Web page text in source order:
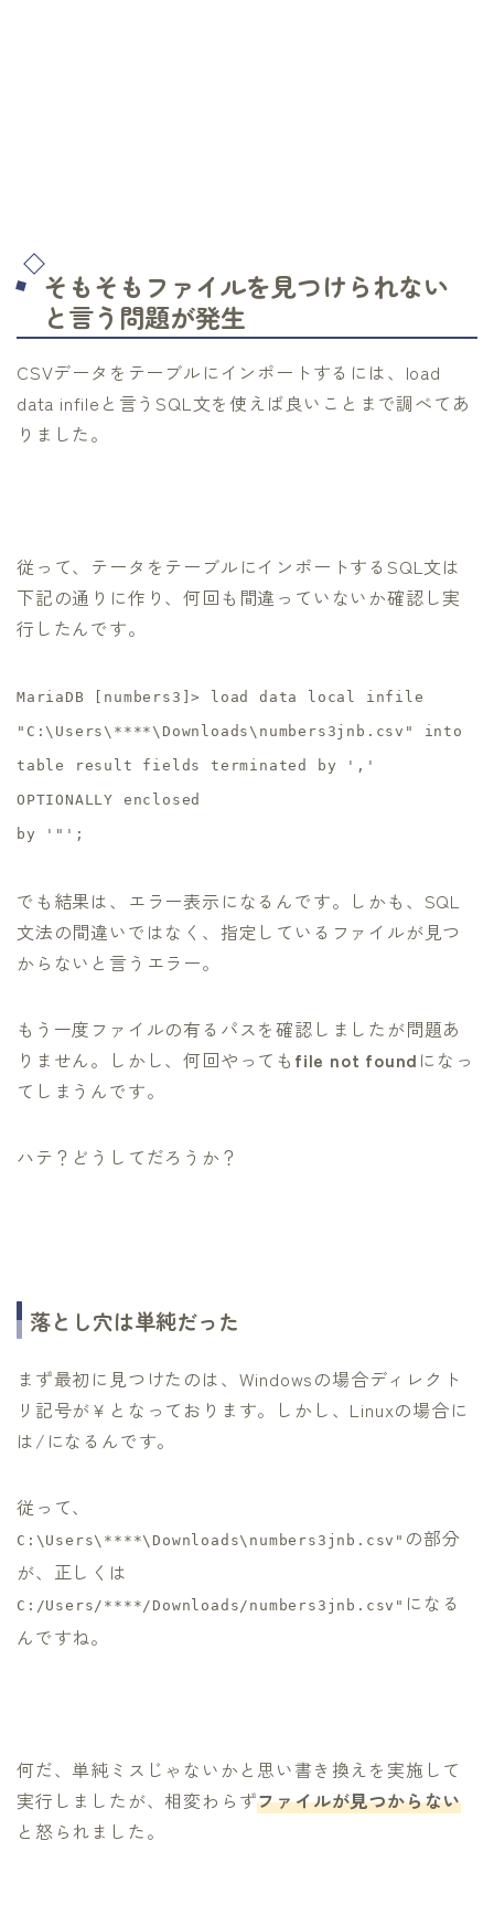
そもそもファイルを見つけられない
と言う問題が発生
CSVデータをテーブルにインポートするには、load
data infileと言うSQL文を使えば良いことまで調べてあ
りました。
従って、テータをテーブルにインポートするSQL文は
下記の通りに作り、何回も間違っていないか確認し実
行したんです。
MariaDB [numbers3]> load data local infile
"C:\Users\****\Downloads\numbers3jnb.csv" into
table result fields terminated by ','
OPTIONALLY enclosed
by '"';
でも結果は、エラー表示になるんです。しかも、SQL
文法の間違いではなく、指定しているファイルが見つ
からないと言うエラー。
もう一度ファイルの有るパスを確認しましたが問題あ
りません。しかし、何回やっても file not found になっ
てしまうんです。
ハテ？どうしてだろうか？
落とし穴は単純だった
まず最初に見つけたのは、Windowsの場合ディレクト
リ記号が￥となっております。しかし、Linuxの場合に
は/になるんです。
従って、
C:\Users\****\Downloads\numbers3jnb.csv" の部分
が、正しくは
C:/Users/****/Downloads/numbers3jnb.csv" になる
んですね。
何だ、単純ミスじゃないかと思い書き換えを実施して
実行しましたが、相変わらずファイルが見つからない
と怒られました。